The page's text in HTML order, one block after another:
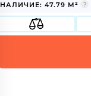
НАЛИЧИЕ: 47.79 М²